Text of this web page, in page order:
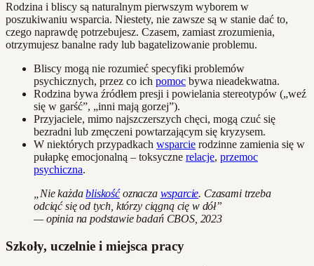
Rodzina i bliscy są naturalnym pierwszym wyborem w
poszukiwaniu wsparcia. Niestety, nie zawsze są w stanie dać to,
czego naprawdę potrzebujesz. Czasem, zamiast zrozumienia,
otrzymujesz banalne rady lub bagatelizowanie problemu.
Bliscy mogą nie rozumieć specyfiki problemów
psychicznych, przez co ich pomoc bywa nieadekwatna.
Rodzina bywa źródłem presji i powielania stereotypów („weź
się w garść”, „inni mają gorzej”).
Przyjaciele, mimo najszczerszych chęci, mogą czuć się
bezradni lub zmęczeni powtarzającym się kryzysem.
W niektórych przypadkach wsparcie rodzinne zamienia się w
pułapkę emocjonalną – toksyczne relacje, przemoc
psychiczna.
„Nie każdabliskośćoznacza wsparcie. Czasami trzeba
odciąć się od tych, którzy ciągną cię w dół”
— opinia na podstawie badań CBOS, 2023
Szkoły, uczelnie i miejsca pracy